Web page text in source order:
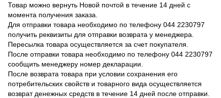
Товар можно вернуть Новой почтой в течение 14 дней с
момента получения заказа.
Для отправки товара необходимо по телефону 044 2230797
получить реквизиты для отправки возврата у менеджера.
Пересылка товара осуществляется за счет покупателя.
После отправки товара необходимо по телефону 044 2230797
сообщить менеджеру номер декларации.
После возврата товара при условии сохранения его
потребительских свойств и товарного вида осуществляется
возврат денежных средств в течение 14 дней после отправки.